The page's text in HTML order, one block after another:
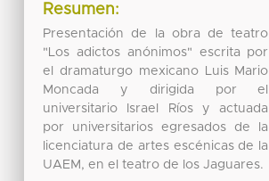
Resumen:
Presentación de la obra de teatro
"Los adictos anónimos" escrita por
el dramaturgo mexicano Luis Mario
Moncada y dirigida por el
universitario Israel Ríos y actuada
por universitarios egresados de la
licenciatura de artes escénicas de la
UAEM, en el teatro de los Jaguares.